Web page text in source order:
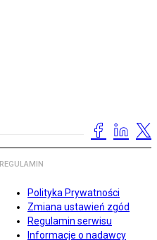
REGULAMIN
Polityka Prywatności
Zmiana ustawień zgód
Regulamin serwisu
Informacje o nadawcy